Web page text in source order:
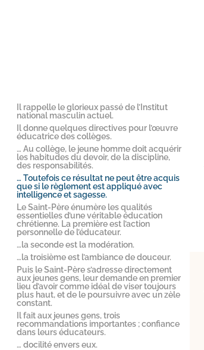
Il rappelle le glorieux passé de l’Institut
national masculin actuel.
Il donne quelques directives pour l’œuvre
éducatrice des collèges.
… Au collège, le jeune homme doit acquérir
les habitudes du de­voir, de la discipline,
des responsabilités.
… Toutefois ce résultat ne peut être acquis
que si le règlement est appliqué avec
intelligence et sagesse.
Le Saint-​Père énumère les qualités
essentielles d’une véritable édu­cation
chrétienne. La première est l’action
personnelle de l’éducateur.
…la seconde est la modération.
…la troisième est l’ambiance de douceur.
Puis le Saint-​Père s’adresse directement
aux jeunes gens, leur demande en premier
lieu d’avoir comme idéal de viser toujours
plus haut, et de le poursuivre avec un zèle
constant.
Il fait aux jeunes gens, trois
recommandations importantes ; con­fiance
dans leurs éducateurs.
… docilité envers eux.